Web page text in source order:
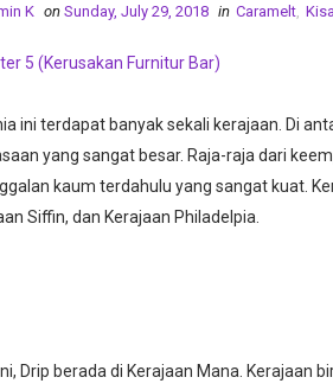
K on Sunday, July 29, 2018 in Caramelt
5 (Kerusakan Furnitur Bar)
ini terdapat banyak sekali kerajaan. Di
yang sangat besar. Raja-raja dari
kaum terdahulu yang sangat kuat.
Siffin, dan Kerajaan Philadelpia.
Drip berada di Kerajaan Mana. Kerajaan